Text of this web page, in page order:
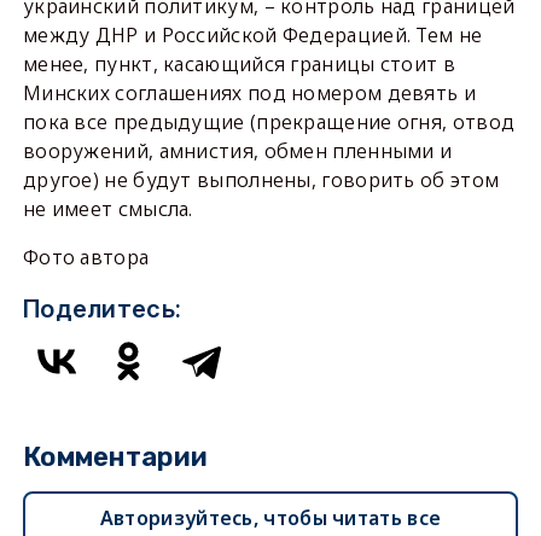
украинский политикум, – контроль над границей
между ДНР и Российской Федерацией. Тем не
менее, пункт, касающийся границы стоит в
Минских соглашениях под номером девять и
пока все предыдущие (прекращение огня, отвод
вооружений, амнистия, обмен пленными и
другое) не будут выполнены, говорить об этом
не имеет смысла.
Фото автора
Поделитесь:
Комментарии
Авторизуйтесь, чтобы читать все